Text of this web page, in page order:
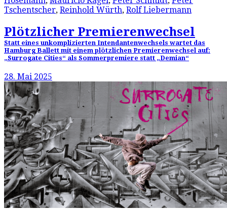
Tschentscher, Reinhold Würth, Rolf Liebermann
Plötzlicher Premierenwechsel
Statt eines unkomplizierten Intendantenwechsels wartet das
Hamburg Ballett mit einem plötzlichen Premierenwechsel auf:
„Surrogate Cities“ als Sommerpremiere statt „Demian“
28. Mai 2025